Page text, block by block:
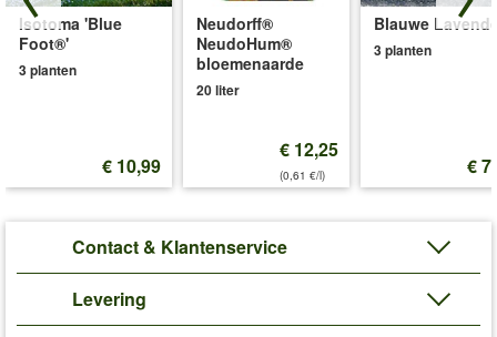
Isotoma 'Blue
Foot®'
3 planten
€ 10,99
Neudorff®
NeudoHum®
bloemenaarde
20 liter
€ 12,25
(0,61 €/l)
Blauwe
3 planten
€
Contact & Klantenservice
Levering